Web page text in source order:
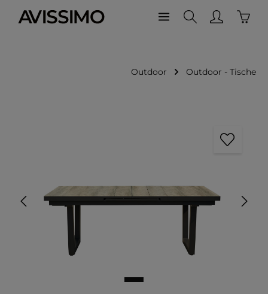
Zum Hauptinhalt springen
Outdoor Outdoor - Tische